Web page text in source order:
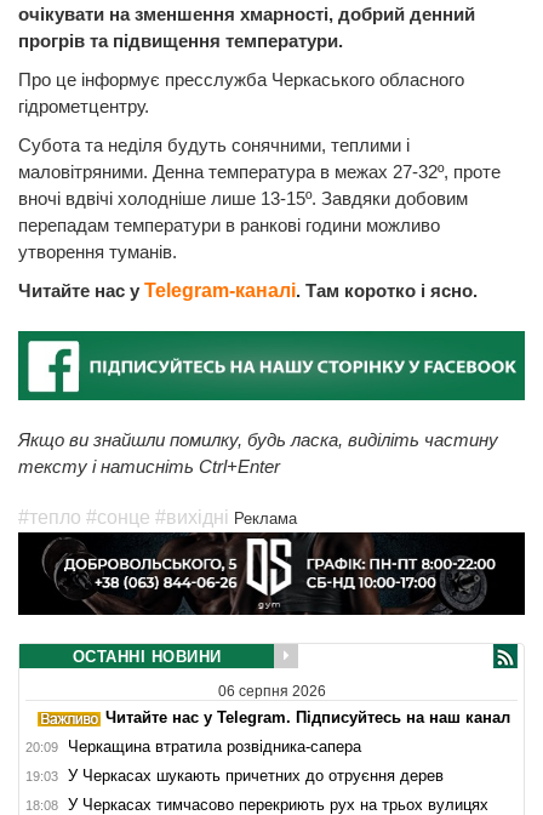
очікувати на зменшення хмарності, добрий денний
прогрів та підвищення температури.
Про це інформує пресслужба Черкаського обласного
гідрометцентру.
Субота та неділя будуть сонячними, теплими і
маловітряними. Денна температура в межах 27-32º, проте
вночі вдвічі холодніше лише 13-15º. Завдяки добовим
перепадам температури в ранкові години можливо
утворення туманів.
Читайте нас у Telegram-каналі. Там коротко і ясно.
Якщо ви знайшли помилку, будь ласка, виділіть частину
тексту і натисніть Ctrl+Enter
#тепло #сонце #вихідні Реклама
ОСТАННІ НОВИНИ
06 серпня 2026
Читайте нас у Telegram. Підписуйтесь на наш канал
20:09 Черкащина втратила розвідника-сапера
19:03 У Черкасах шукають причетних до отруєння дерев
18:08
У Черкасах тимчасово перекриють рух на трьох вулицях